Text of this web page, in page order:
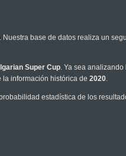
. Nuestra base de datos realiza un
Super Cup. Ya sea analizando
información histórica de 2020.
estadística de los